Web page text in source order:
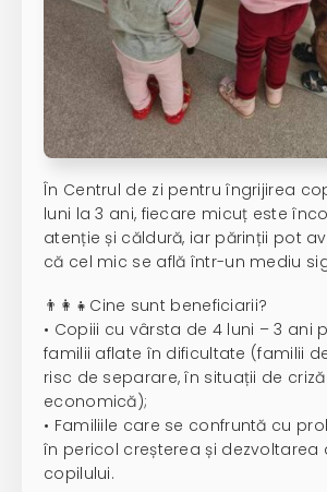
În Centrul de zi pentru îngrijirea
luni la 3 ani, fiecare micuț este
atenție și căldură, iar părinții pot
că cel mic se află într-un mediu
👨‍👩‍👧Cine sunt beneficiarii?
• Copiii cu vârsta de 4 luni – 3 ani
familii aflate în dificultate (familii
risc de separare, în situații de
economică);
• Familiile care se confruntă cu
în pericol creșterea și dezvoltarea
copilului.